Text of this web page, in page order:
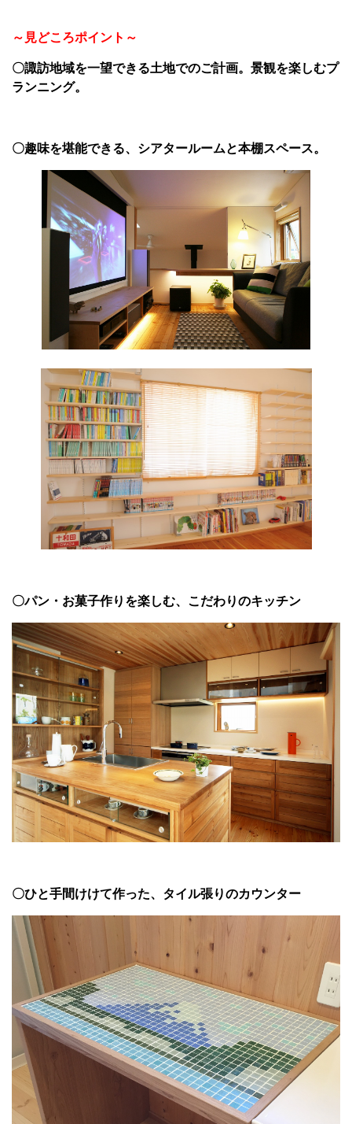
～見どころポイント～
〇諏訪地域を一望できる土地でのご計画。景観を楽しむプ
ランニング。
〇趣味を堪能できる、シアタールームと本棚スペース。
〇パン・お菓子作りを楽しむ、こだわりのキッチン
〇ひと手間けけて作った、タイル張りのカウンター